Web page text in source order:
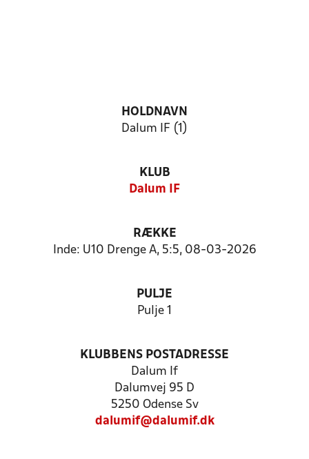
HOLDNAVN
Dalum IF (1)
KLUB
Dalum IF
RÆKKE
Inde: U10 Drenge A, 5:5, 08-03-2026
PULJE
Pulje 1
KLUBBENS POSTADRESSE
Dalum If
Dalumvej 95 D
5250 Odense Sv
dalumif@dalumif.dk